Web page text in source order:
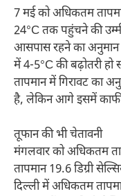
7 मई को अधिकतम
24°C तक पहुंचने की
आसपास रहने का अनुमान
में 4-5°C की बढ़ोतरी
तापमान में गिरावट का
है, लेकिन आगे इसमें
तूफान की भी चेतावनी
मंगलवार को अधिकतम
तापमान 19.6 डिग्री
दिल्ली में अधिकतम